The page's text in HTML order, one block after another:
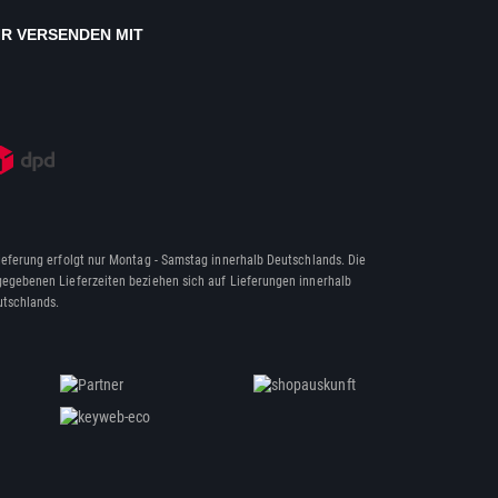
VERSENDEN MIT
erfolgt nur Montag - Samstag innerhalb Deutschlands. Die
Lieferzeiten beziehen sich auf Lieferungen innerhalb